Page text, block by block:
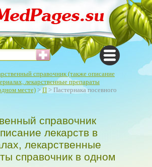
справочник (также описание
лекарственные препараты
месте) >П > Пастернака посевного
справочник
лекарств в
лекарственные
справочник в одном